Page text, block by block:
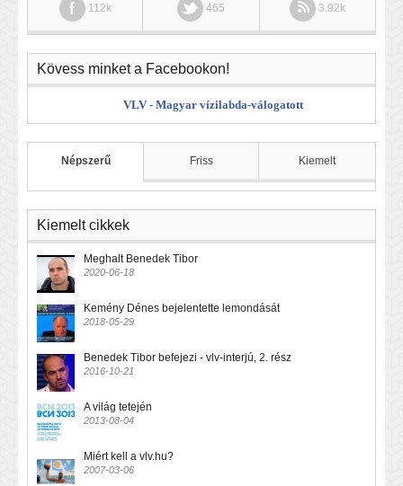
112k 465 3.92k
Kövess minket a Facebookon!
VLV - Magyar vízilabda-válogatott
Népszerű Friss Kiemelt
Kiemelt cikkek
Meghalt Benedek Tibor
2020-06-18
Kemény Dénes bejelentette lemondását
2018-05-29
Benedek Tibor befejezi - vlv-interjú, 2. rész
2016-10-21
A világ tetején
2013-08-04
Miért kell a vlv.hu?
2007-03-06